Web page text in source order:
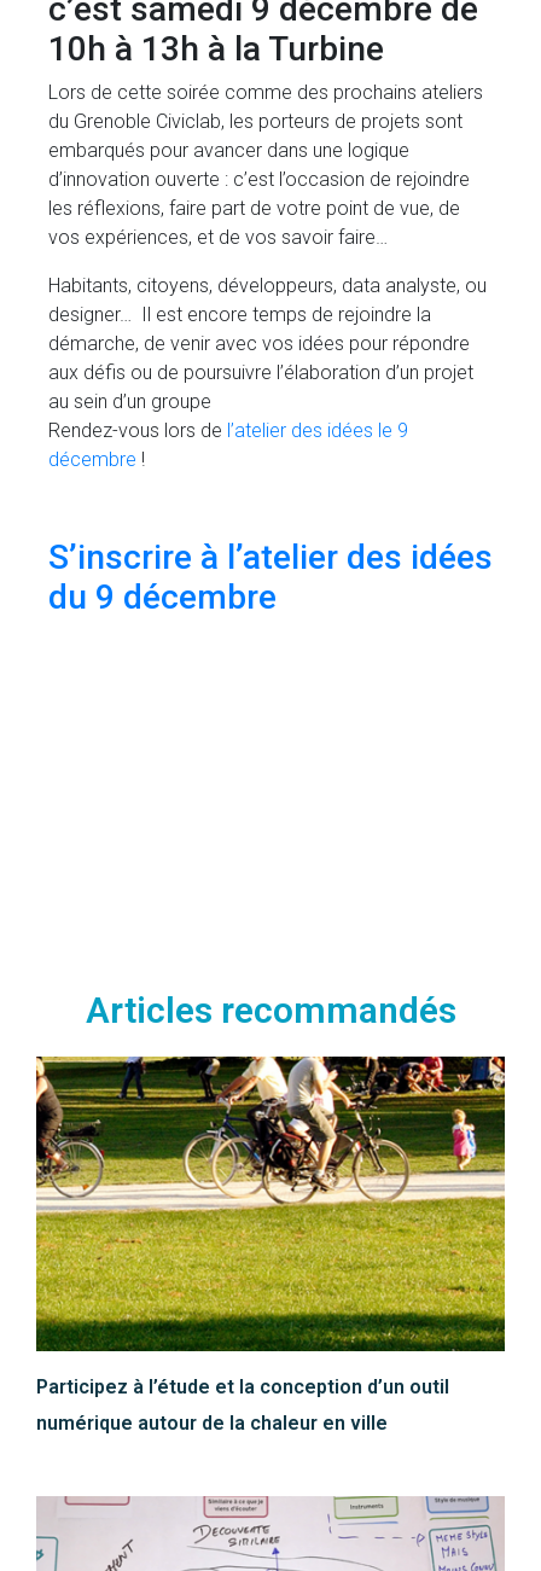
c’est samedi 9 décembre de
10h à 13h à la Turbine
Lors de cette soirée comme des prochains ateliers
du Grenoble Civiclab, les porteurs de projets sont
embarqués pour avancer dans une logique
d’innovation ouverte : c’est l’occasion de rejoindre
les réflexions, faire part de votre point de vue, de
vos expériences, et de vos savoir faire…
Habitants, citoyens, développeurs, data analyste, ou
designer… Il est encore temps de rejoindre la
démarche, de venir avec vos idées pour répondre
aux défis ou de poursuivre l’élaboration d’un projet
au sein d’un groupe
Rendez-vous lors de l’atelier des idées le 9
décembre !
S’inscrire à l’atelier des idées
du 9 décembre
Articles recommandés
Participez à l’étude et la conception d’un outil
numérique autour de la chaleur en ville